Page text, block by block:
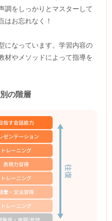
調をしっかりとマスターして
はお忘れなく！
になっています。学習内容の
材やメソッドによって指導を
の階層